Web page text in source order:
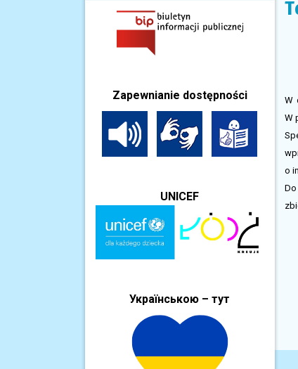
W
W
o
Zapewnianie dostępności
UNICEF
Українською – тут